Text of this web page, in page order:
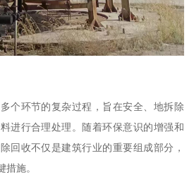
个环节的复杂过程，旨在安全、地拆除
进行合理处理。随着环保意识的增强和
回收不仅是建筑行业的重要组成部分，
施。